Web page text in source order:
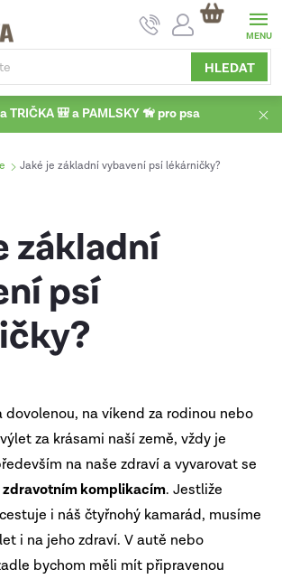
HLEDAT
NÁKUPNÍ
KOŠÍK
TRIČKA 🎒 a PAMLSKY 🦮 pro psa
Jaké je základní vybavení psí lékárničky?
základní
psí
dovolenou, na víkend za rodinou nebo
za krásami naší země, vždy je
na naše zdraví a vyvarovat se
komplikacím. Jestliže
i náš čtyřnohý kamarád, musíme
i na jeho zdraví. V autě nebo
bychom měli mít připravenou